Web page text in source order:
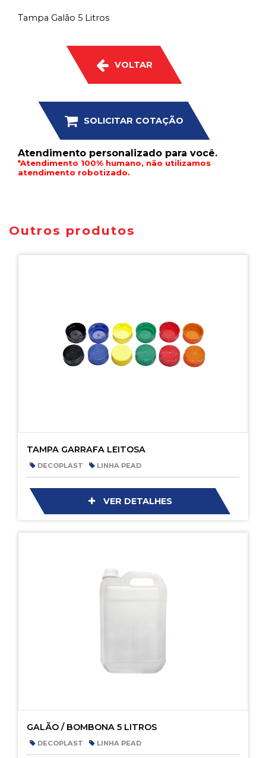
Tampa Galão 5 Litros
VOLTAR
SOLICITAR COTAÇÃO
Atendimento personalizado para você.
*Atendimento 100% humano, não utilizamos
atendimento robotizado.
Outros produtos
TAMPA GARRAFA LEITOSA
DECOPLAST LINHA PEAD
VER DETALHES
GALÃO / BOMBONA 5 LITROS
DECOPLAST LINHA PEAD